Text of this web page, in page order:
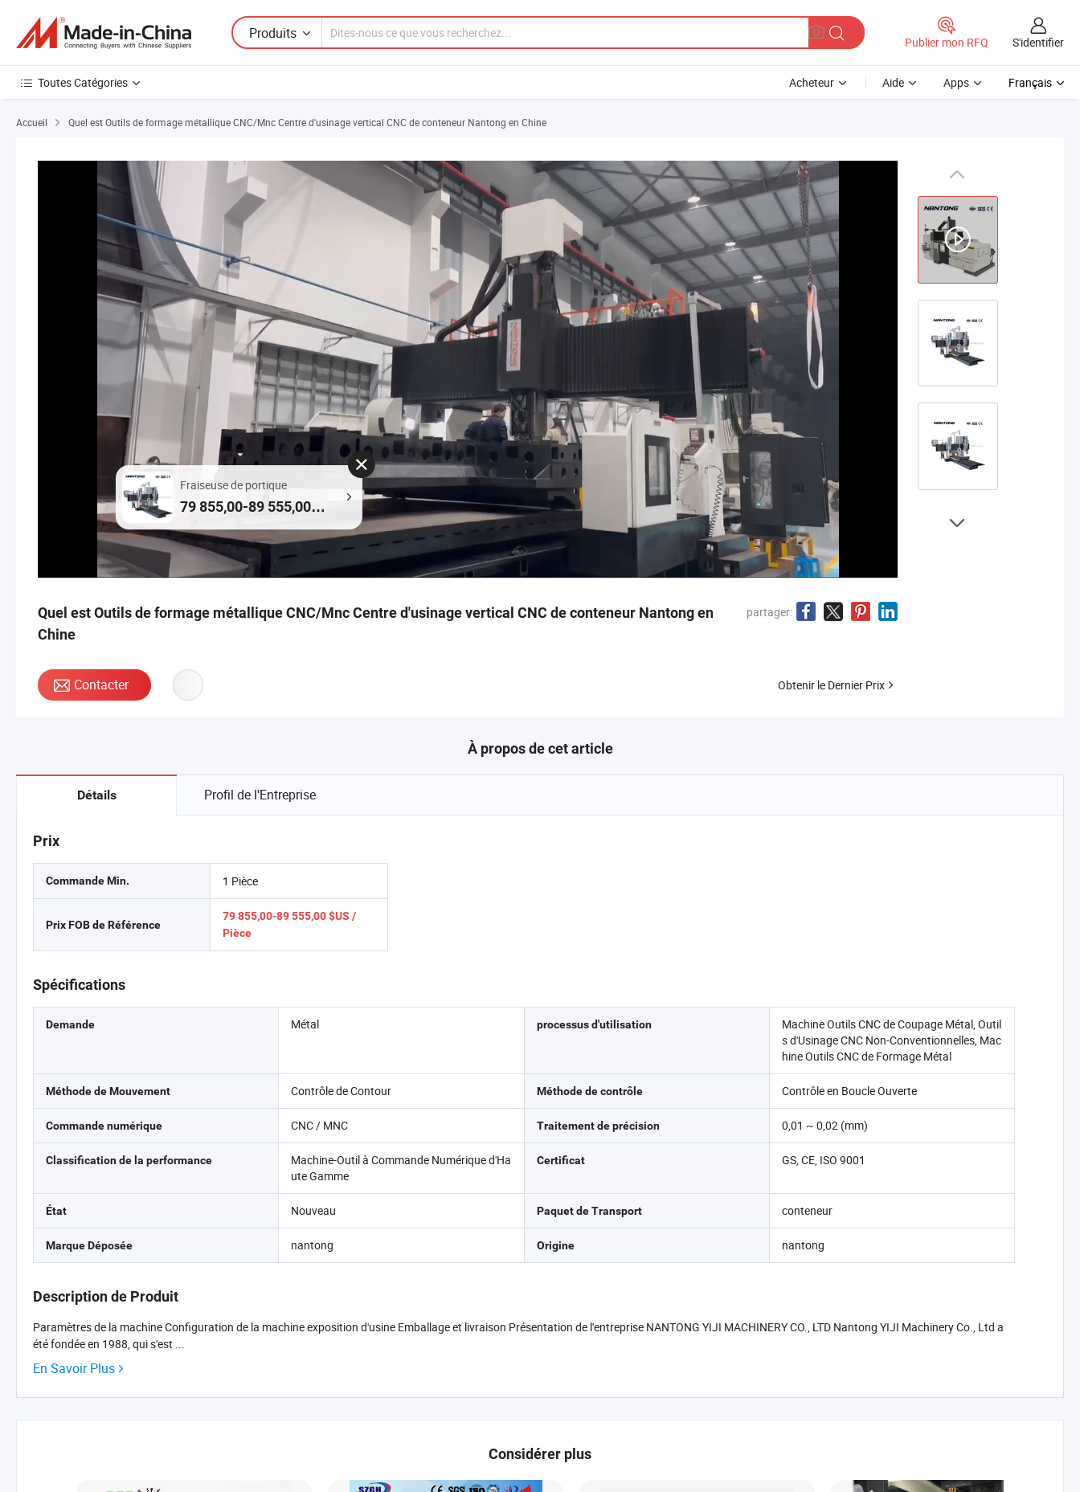
Produits
Publier mon RFQ S'identifier
Toutes Catégories Acheteur Aide Apps Français
Accueil Quel est Outils de formage métallique CNC/Mnc Centre d'usinage vertical CNC de conteneur Nantong en Chine
Fraiseuse de portique
79 855,00-89 555,00
$US / Pièce
Quel est Outils de formage métallique CNC/Mnc Centre d'usinage vertical CNC de conteneur Nantong en
Chine
partager:
Contacter Obtenir le Dernier Prix
À propos de cet article
Détails Profil de l'Entreprise
Prix
Commande Min.
Prix FOB de Référence
1 Pièce
79 855,00-89 555,00 $US /
Pièce
Spécifications
Demande Métal processus d'utilisation
Machine Outils CNC de Coupage Métal, Outil
s d'Usinage CNC Non-Conventionnelles, Mac
hine Outils CNC de Formage Métal
Méthode de Mouvement Contrôle de Contour Méthode de contrôle Contrôle en Boucle Ouverte
Commande numérique CNC / MNC Traitement de précision 0,01 ~ 0,02 (mm)
Classification de la performance
Machine-Outil à Commande Numérique d'Ha
ute Gamme
Certificat GS, CE, ISO 9001
État Nouveau Paquet de Transport conteneur
Marque Déposée nantong Origine nantong
Description de Produit
Paramètres de la machine Configuration de la machine exposition d'usine Emballage et livraison Présentation de l'entreprise NANTONG YIJI MACHINERY CO., LTD Nantong YIJI Machinery Co., Ltd a
été fondée en 1988, qui s'est ...
En Savoir Plus
Considérer plus